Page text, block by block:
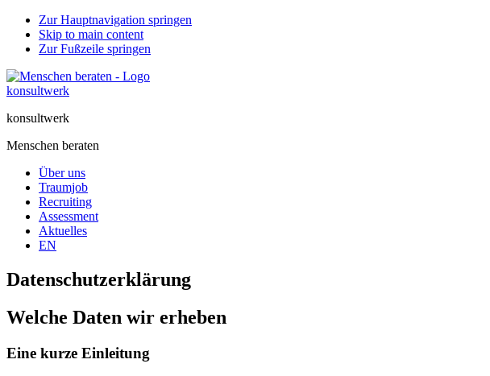
Zur Hauptnavigation springen
Skip to main content
Zur Fußzeile springen
konsultwerk
Menschen beraten
Über uns
Traumjob
Recruiting
Assessment
Aktuelles
EN
Datenschutzerklärung
Welche Daten wir erheben
Eine kurze Einleitung